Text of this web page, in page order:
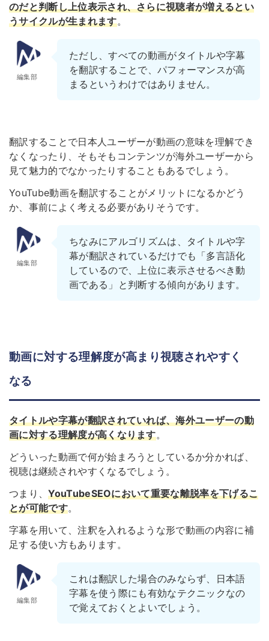
のだと判断し上位表示され、さらに視聴者が増えるとい
うサイクルが生まれます。
編集部
ただし、すべての動画がタイトルや字幕
を翻訳することで、パフォーマンスが高
まるというわけではありません。
翻訳することで日本人ユーザーが動画の意味を理解でき
なくなったり、そもそもコンテンツが海外ユーザーから
見て魅力的でなかったりすることもあるでしょう。
YouTube動画を翻訳することがメリットになるかどう
か、事前によく考える必要がありそうです。
編集部
ちなみにアルゴリズムは、タイトルや字
幕が翻訳されているだけでも「多言語化
しているので、上位に表示させるべき動
画である」と判断する傾向があります。
動画に対する理解度が高まり視聴されやすく
なる
タイトルや字幕が翻訳されていれば、海外ユーザーの動
画に対する理解度が高くなります。
どういった動画で何が始まろうとしているか分かれば、
視聴は継続されやすくなるでしょう。
つまり、YouTubeSEOにおいて重要な離脱率を下げるこ
とが可能です。
字幕を用いて、注釈を入れるような形で動画の内容に補
足する使い方もあります。
編集部
これは翻訳した場合のみならず、日本語
字幕を使う際にも有効なテクニックなの
で覚えておくとよいでしょう。